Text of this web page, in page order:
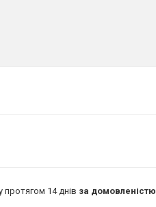
14 днів за домовленістю